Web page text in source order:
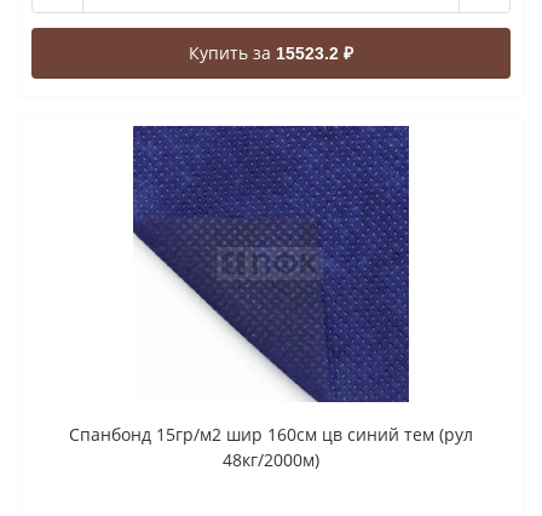
Купить за 15523.2 ₽
Спанбонд 15гр/м2 шир 160см цв синий тем (рул
48кг/2000м)